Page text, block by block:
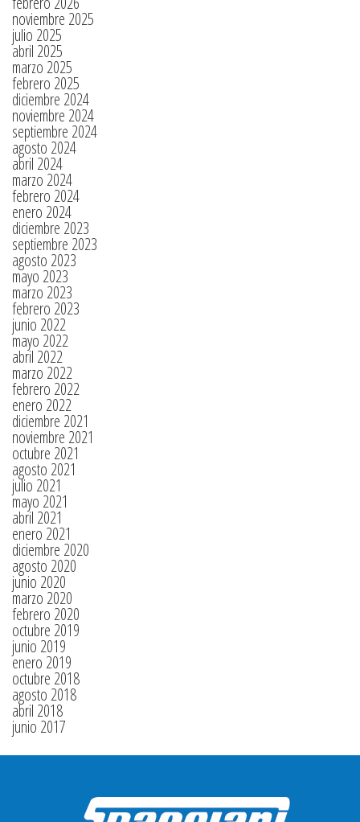
noviembre 2025
julio 2025
abril 2025
marzo 2025
febrero 2025
diciembre 2024
noviembre 2024
septiembre 2024
agosto 2024
abril 2024
marzo 2024
febrero 2024
enero 2024
diciembre 2023
septiembre 2023
agosto 2023
mayo 2023
marzo 2023
febrero 2023
junio 2022
mayo 2022
abril 2022
marzo 2022
febrero 2022
enero 2022
diciembre 2021
noviembre 2021
octubre 2021
agosto 2021
julio 2021
mayo 2021
abril 2021
enero 2021
diciembre 2020
agosto 2020
junio 2020
marzo 2020
febrero 2020
octubre 2019
junio 2019
enero 2019
octubre 2018
agosto 2018
abril 2018
junio 2017